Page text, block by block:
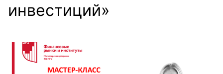
инвестиций»